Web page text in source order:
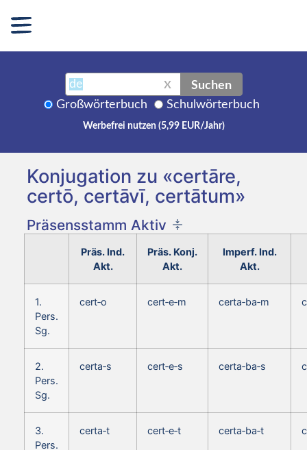
X Suchen
Großwörterbuch Schulwörterbuch
Werbefrei nutzen (5,99 EUR/Jahr)
Konjugation zu «certāre,
certō, certāvī, certātum»
Präsensstamm Aktiv
Präs. Ind.
Akt.
Präs. Konj.
Akt.
Imperf. Ind.
Akt.
1.
Pers.
Sg.
cert‑o cert‑e‑m certa‑ba‑m
2.
Pers.
Sg.
certa‑s cert‑e‑s certa‑ba‑s
3.
Pers.
certa‑t cert‑e‑t certa‑ba‑t